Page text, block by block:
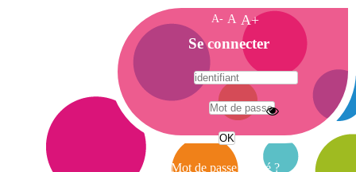
A- A A+
A
c
c
e
i
Se connecter
Mot de passe oublié ?
A